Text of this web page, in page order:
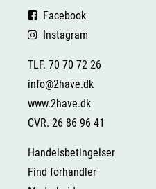
Facebook
Instagram
TLF. 70 70 72 26
info@2have.dk
www.2have.dk
CVR. 26 86 96 41
Handelsbetingelser
Find forhandler